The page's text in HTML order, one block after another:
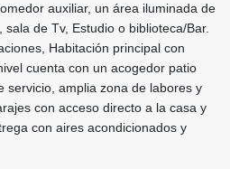
auxiliar, un área iluminada de
de Tv, Estudio o biblioteca/Bar.
Habitación principal con
cuenta con un acogedor patio
servicio, amplia zona de labores y
con acceso directo a la casa y
con aires acondicionados y